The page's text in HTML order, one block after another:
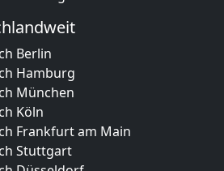
Berlin
Hamburg
München
Köln
Frankfurt am Main
Stuttgart